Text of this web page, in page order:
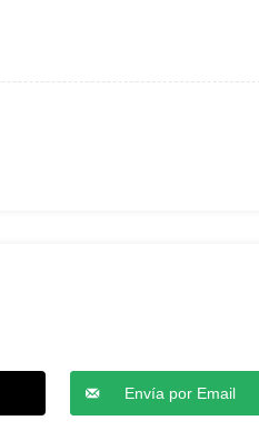
Envía por Email